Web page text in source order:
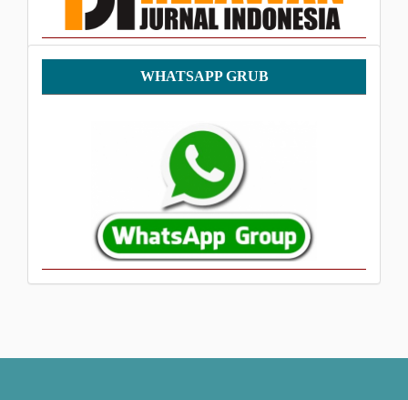
WhatsApp
Grub
WHATSAPP GRUB